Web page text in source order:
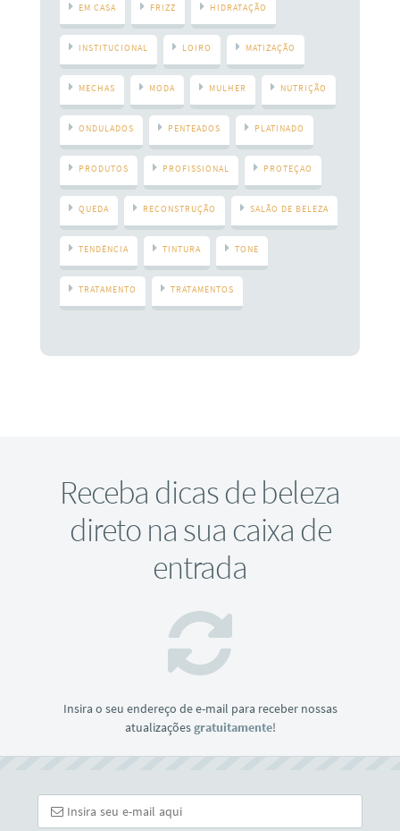
EM CASA FRIZZ HIDRATAÇÃO
INSTITUCIONAL LOIRO MATIZAÇÃO
MECHAS MODA MULHER NUTRIÇÃO
ONDULADOS PENTEADOS PLATINADO
PRODUTOS PROFISSIONAL PROTEÇAO
QUEDA RECONSTRUÇÃO SALÃO DE BELEZA
TENDÊNCIA TINTURA TONE
TRATAMENTO TRATAMENTOS
Receba dicas de beleza
direto na sua caixa de
entrada
Insira o seu endereço de e-mail para receber nossas
atualizaçõesgratuitamente!